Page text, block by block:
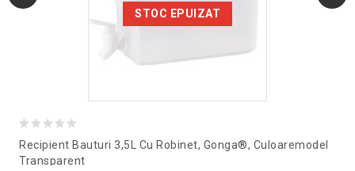
STOC EPUIZAT
out
Recipient Bauturi 3,5L Cu Robinet, Gonga®, Culoaremodel
Transparent